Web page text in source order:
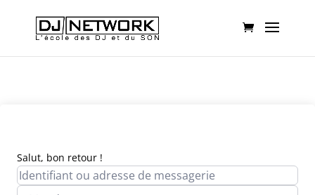
Salut, bon retour !